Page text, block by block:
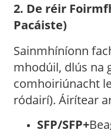
2. De réir
Pacáiste)
Sainmhíníonn
mhodúil, dlús na
comhoiriúnacht
ródairí). Áirítear
SFP/SFP+